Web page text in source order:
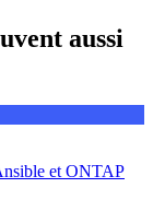
aussi
et ONTAP